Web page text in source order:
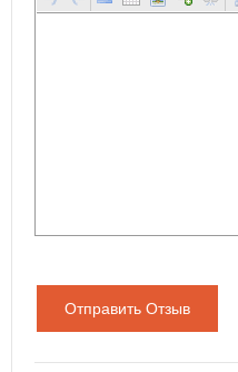
Отправить Отзыв